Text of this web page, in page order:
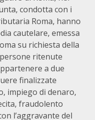
condotta con i
Roma, hanno
cautelare, emessa
su richiesta della
ritenute
a due
finalizzate
impiego di denaro,
fraudolento
l’aggravante del